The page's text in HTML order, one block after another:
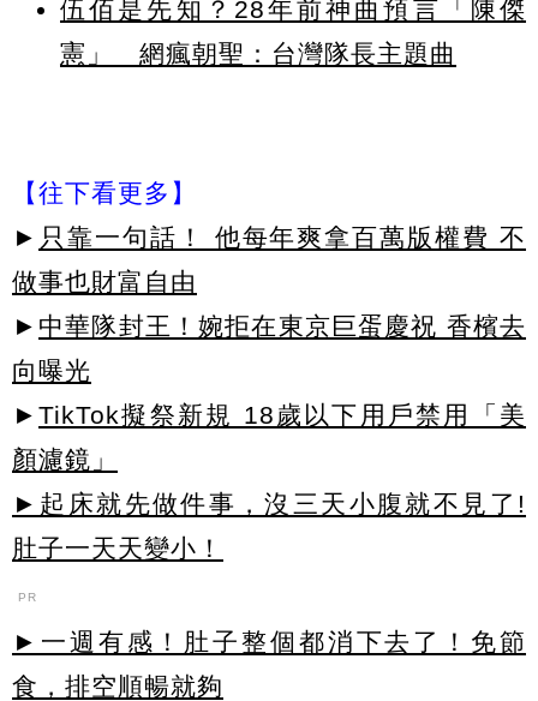
伍佰是先知？28年前神曲預言「陳傑
憲」 網瘋朝聖：台灣隊長主題曲
【往下看更多】
► 只靠一句話！ 他每年爽拿百萬版權費 不
做事也財富自由
► 中華隊封王！婉拒在東京巨蛋慶祝 香檳去
向曝光
► TikTok擬祭新規 18歲以下用戶禁用「美
顏濾鏡」
►起床就先做件事，沒三天小腹就不見了!
肚子一天天變小！
PR
►一週有感！肚子整個都消下去了！免節
食，排空順暢就夠